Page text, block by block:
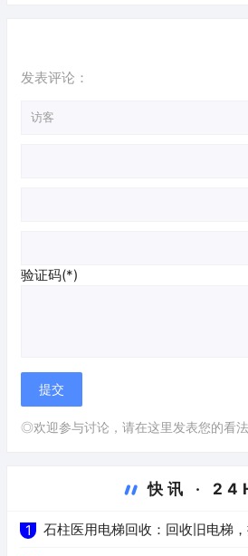
发表评论：
验证码(*)
◎欢迎参与讨论，请在这里发表您的看法
快讯 ·
1 石柱医用电梯回收：回收旧电梯